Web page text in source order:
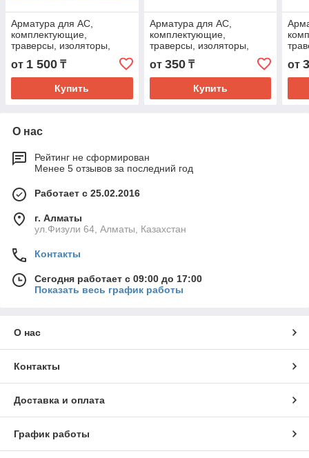
Арматура для АС,
комплектующие,
траверсы, изоляторы,
кронштейн, оголовок,
накладки, крепежные
узлы, хомуты.
от 1 500 ₸
Купить
Арматура для АС,
комплектующие,
траверсы, изоляторы,
кронштейн, оголовок,
накладки, крепежные
узлы, хомуты.
от 350₸
Купить
от
О нас
Рейтинг не сформирован
Менее 5 отзывов за последний год
Работает с 25.02.2016
г. Алматы
ул.Физули 64, Алматы, Казахстан
Контакты
Сегодня работает с 09:00 до 17:00
Показать весь график работы
О нас
Контакты
Доставка и оплата
График работы